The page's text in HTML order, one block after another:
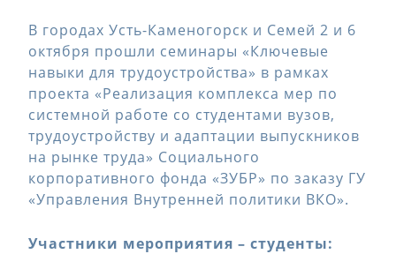
В городах Усть-Каменогорск и Семей 2 и 6
октября прошли семинары «Ключевые
навыки для трудоустройства» в рамках
проекта «Реализация комплекса мер по
системной работе со студентами вузов,
трудоустройству и адаптации выпускников
на рынке труда» Социального
корпоративного фонда «ЗУБР» по заказу ГУ
«Управления Внутренней политики ВКО».
Участники мероприятия – студенты: